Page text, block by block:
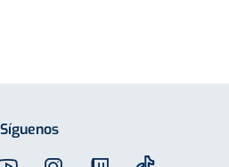
Síguenos